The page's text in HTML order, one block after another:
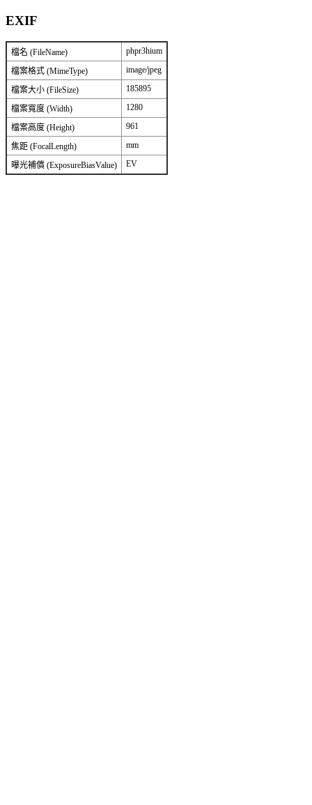
EXIF
檔名 (FileName) phpr3hium
檔案格式 (MimeType) image/jpeg
檔案大小 (FileSize) 185895
檔案寬度 (Width) 1280
檔案高度 (Height) 961
焦距 (FocalLength) mm
曝光補償 (ExposureBiasValue) EV